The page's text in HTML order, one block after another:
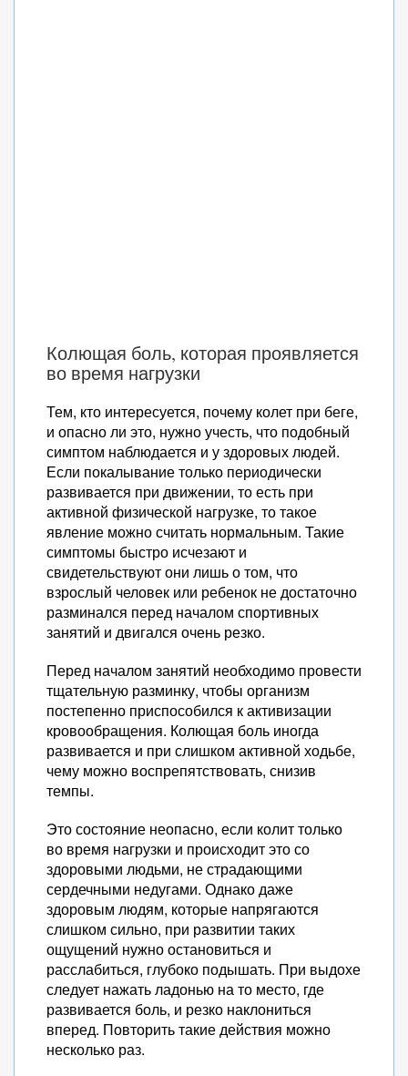
Колющая боль, которая проявляется
во время нагрузки
Тем, кто интересуется, почему колет при беге,
и опасно ли это, нужно учесть, что подобный
симптом наблюдается и у здоровых людей.
Если покалывание только периодически
развивается при движении, то есть при
активной физической нагрузке, то такое
явление можно считать нормальным. Такие
симптомы быстро исчезают и
свидетельствуют они лишь о том, что
взрослый человек или ребенок не достаточно
разминался перед началом спортивных
занятий и двигался очень резко.
Перед началом занятий необходимо провести
тщательную разминку, чтобы организм
постепенно приспособился к активизации
кровообращения. Колющая боль иногда
развивается и при слишком активной ходьбе,
чему можно воспрепятствовать, снизив
темпы.
Это состояние неопасно, если колит только
во время нагрузки и происходит это со
здоровыми людьми, не страдающими
сердечными недугами. Однако даже
здоровым людям, которые напрягаются
слишком сильно, при развитии таких
ощущений нужно остановиться и
расслабиться, глубоко подышать. При выдохе
следует нажать ладонью на то место, где
развивается боль, и резко наклониться
вперед. Повторить такие действия можно
несколько раз.